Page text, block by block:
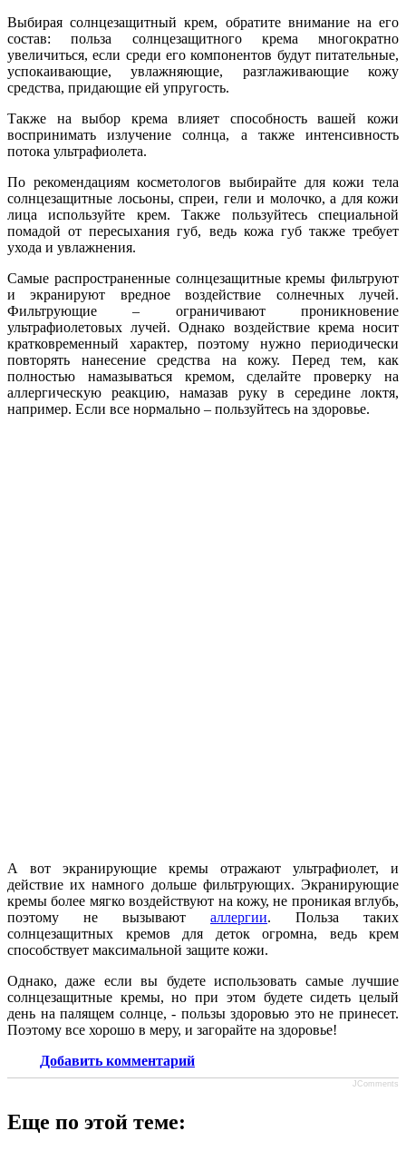
Выбирая солнцезащитный крем, обратите внимание на его
состав: польза солнцезащитного крема многократно
увеличиться, если среди его компонентов будут питательные,
успокаивающие, увлажняющие, разглаживающие кожу
средства, придающие ей упругость.
Также на выбор крема влияет способность вашей кожи
воспринимать излучение солнца, а также интенсивность
потока ультрафиолета.
По рекомендациям косметологов выбирайте для кожи тела
солнцезащитные лосьоны, спреи, гели и молочко, а для кожи
лица используйте крем. Также пользуйтесь специальной
помадой от пересыхания губ, ведь кожа губ также требует
ухода и увлажнения.
Самые распространенные солнцезащитные кремы фильтруют
и экранируют вредное воздействие солнечных лучей.
Фильтрующие – ограничивают проникновение
ультрафиолетовых лучей. Однако воздействие крема носит
кратковременный характер, поэтому нужно периодически
повторять нанесение средства на кожу. Перед тем, как
полностью намазываться кремом, сделайте проверку на
аллергическую реакцию, намазав руку в середине локтя,
например. Если все нормально – пользуйтесь на здоровье.
А вот экранирующие кремы отражают ультрафиолет, и
действие их намного дольше фильтрующих. Экранирующие
кремы более мягко воздействуют на кожу, не проникая вглубь,
поэтому не вызывают аллергии. Польза таких
солнцезащитных кремов для деток огромна, ведь крем
способствует максимальной защите кожи.
Однако, даже если вы будете использовать самые лучшие
солнцезащитные кремы, но при этом будете сидеть целый
день на палящем солнце, - пользы здоровью это не принесет.
Поэтому все хорошо в меру, и загорайте на здоровье!
Добавить комментарий
JComments
Еще по этой теме: